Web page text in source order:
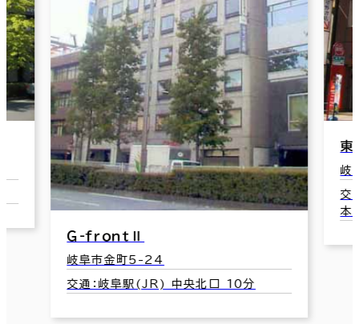
Ｇ-ｆｒｏｎｔⅡ
岐阜市金町5-24
交通：岐阜駅(JR) 中央北口 10分
東
岐
交
本